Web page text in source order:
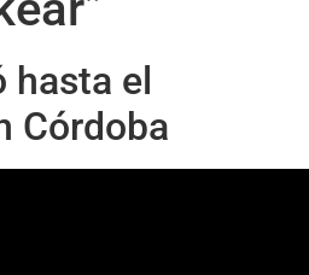
hasta el
Córdoba